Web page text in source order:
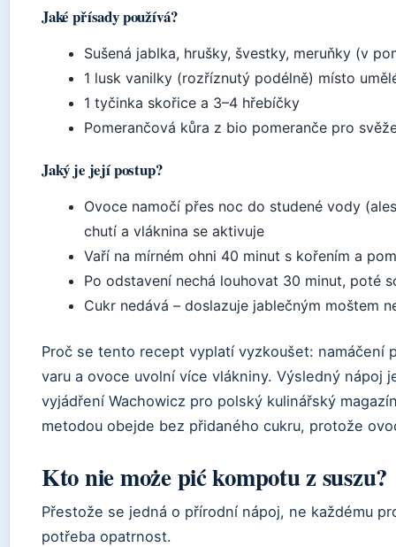
Jaké přísady používá?
Sušená jablka, hrušky, švestky, meruňky (v
1 lusk vanilky (rozříznutý podélně) místo
1 tyčinka skořice a 3–4 hřebíčky
Pomerančová kůra z bio pomeranče pro
Jaký je její postup?
Ovoce namočí přes noc do studené vody
chutí a vláknina se aktivuje
Vaří na mírném ohni 40 minut s kořením a
Po odstavení nechá louhovat 30 minut, poté
Cukr nedává – doslazuje jablečným moštem
Proč se tento recept vyplatí vyzkoušet: namáčení
varu a ovoce uvolní více vlákniny. Výsledný nápoj
vyjádření Wachowicz pro polský kulinářský
metodou obejde bez přidaného cukru, protože
Kto nie może pić kompotu z suszu?
Přestože se jedná o přírodní nápoj, ne každému
potřeba opatrnost.